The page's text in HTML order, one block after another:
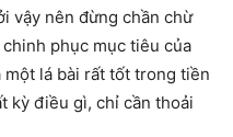
vậy nên đừng chần chừ
phục mục tiêu của
một lá bài rất tốt trong tiền
kỳ điều gì, chỉ cần thoải